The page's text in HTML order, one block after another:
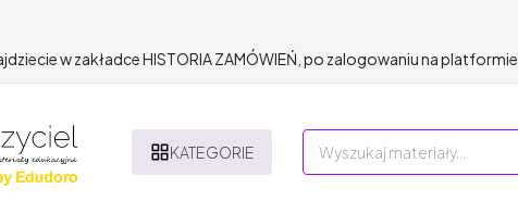
w zakładce HISTORIA ZAMÓWIEŃ, po zalogowaniu na platformie.
KATEGORIE